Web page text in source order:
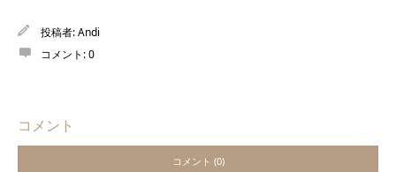
投稿者:Andi
コメント:0
コメント
コメント (0)